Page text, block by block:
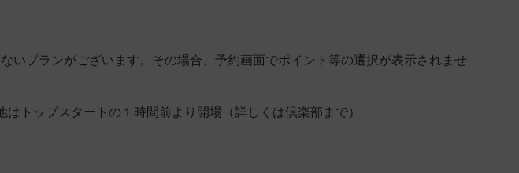
いプランがございます。その場合、予約画面でポイント等の選択が表示されませ
トップスタートの１時間前より開場（詳しくは倶楽部まで）